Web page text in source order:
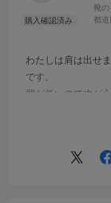
靴
都道
わたしは肩は出せ
です。
背が低いので丈が
少しかかとのある